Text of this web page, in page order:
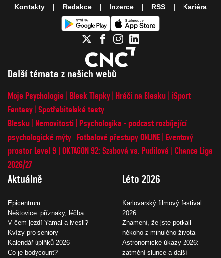
Další témata z našich webů
Moje Psychologie Blesk Tlapky Hráči na Blesku
iSport
Fantasy Spotřebitelské testy
Blesku
Nemovitosti
Psychologika - podcast rozbíjející
psychologické mýty
Fotbalové přestupy ONLINE
Eventový
prostor Level 9 OKTAGON 92: Szabová vs. Pudilová
Chance Liga
2026/27
Aktuálně
Epicentrum
Neštovice: příznaky, léčba
V čem jezdí Yamal a Mesii?
Kvízy pro seniory
Kalendář úplňků 2026
Co je bodycount?
Léto 2026
Karlovarský filmový festival
2026
Znamení, že jste potkali
někoho z minulého života
Astronomické úkazy 2026:
zatmění slunce a další
Kontakty Redakce Inzerce RSS Kariéra